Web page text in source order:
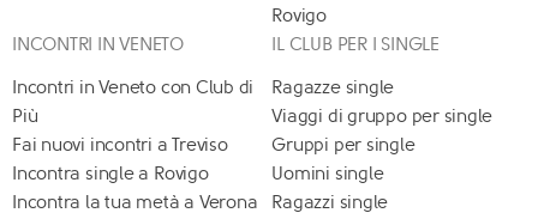
Rovigo
INCONTRI IN VENETO
Incontri in Veneto con Club di
Più
Fai nuovi incontri a Treviso
Incontra single a Rovigo
Incontra la tua metà a Verona
IL CLUB PER I SINGLE
Ragazze single
Viaggi di gruppo per single
Gruppi per single
Uomini single
Ragazzi single